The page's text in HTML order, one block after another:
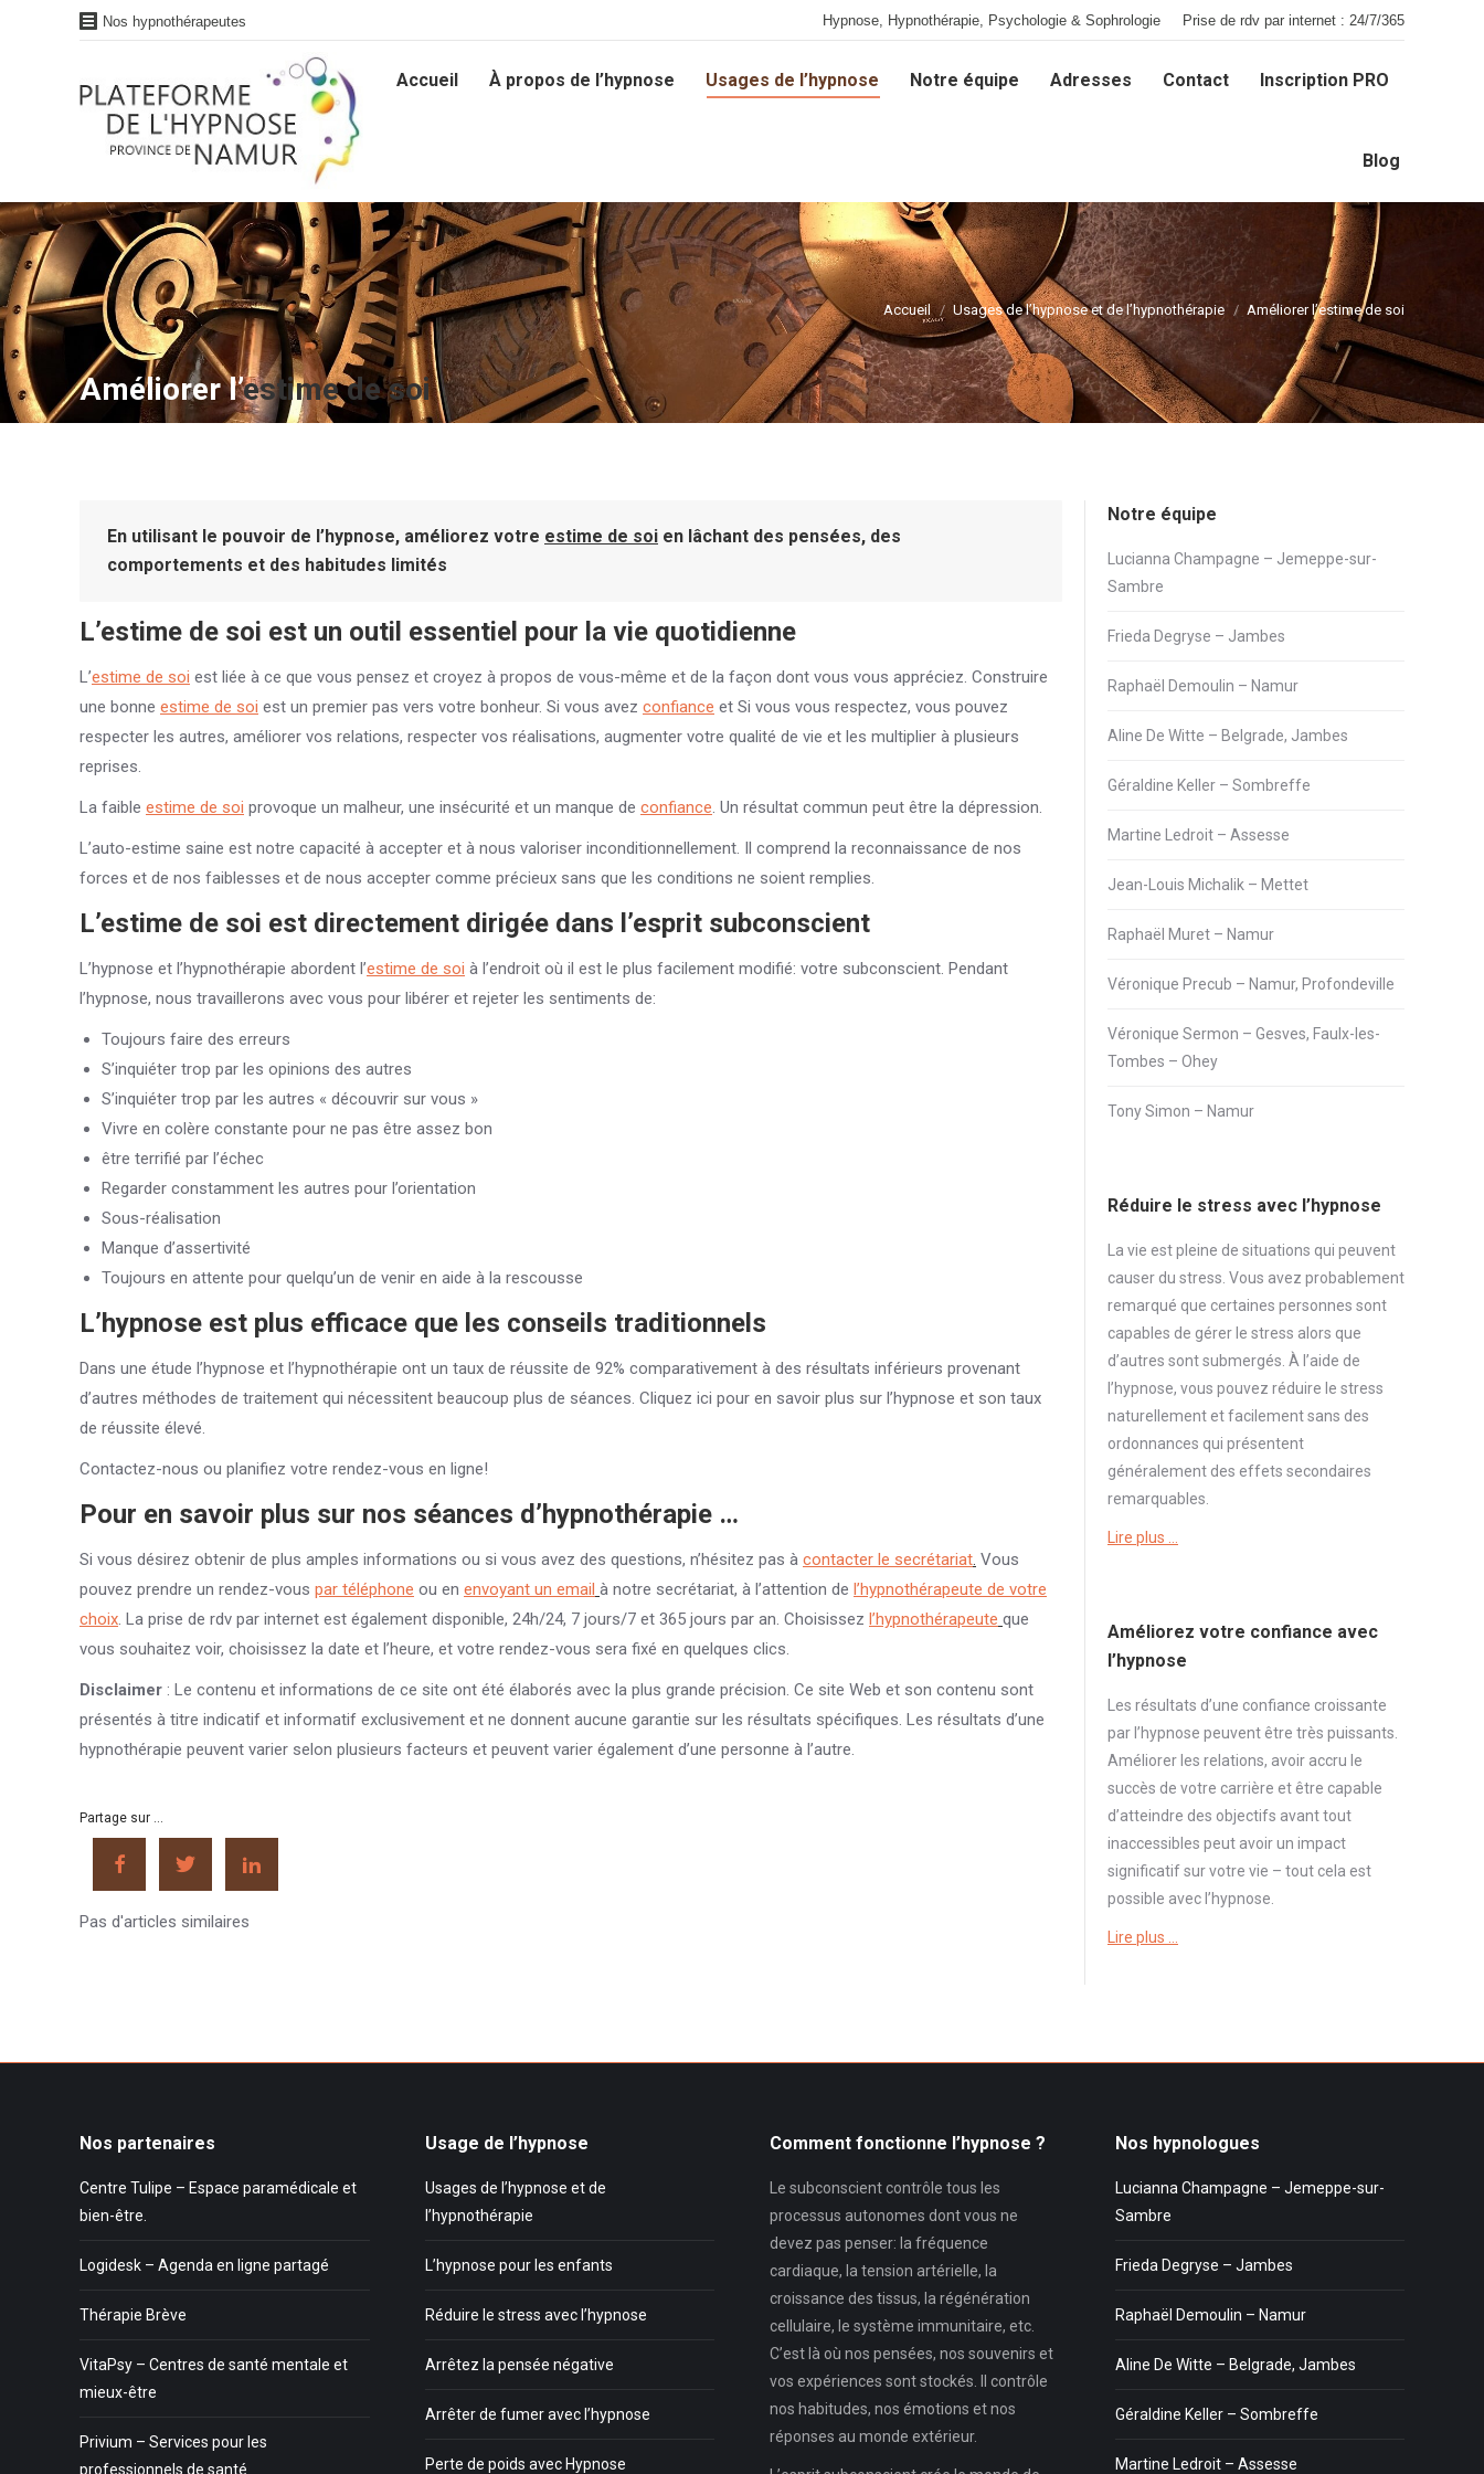
Nos hypnothérapeutes Hypnose, Hypnothérapie, Psychologie & Sophrologie Prise de rdv par internet : 24/7/365
Accueil À propos de l’hypnose Usages de l’hypnose Notre équipe Adresses Contact Inscription PRO
Blog
Vous êtes ici :
Accueil Usages de l’hypnose et de l’hypnothérapie Améliorer l’estime de soi
Améliorer l’estime de soi
En utilisant le pouvoir de l’hypnose, améliorez votre estime de soi en lâchant des pensées, des
comportements et des habitudes limités
L’estime de soi est un outil essentiel pour la vie quotidienne
L’estime de soi est liée à ce que vous pensez et croyez à propos de vous-même et de la façon dont vous vous appréciez. Construire
une bonne estime de soi est un premier pas vers votre bonheur. Si vous avez confiance et Si vous vous respectez, vous pouvez
respecter les autres, améliorer vos relations, respecter vos réalisations, augmenter votre qualité de vie et les multiplier à plusieurs
reprises.
La faible estime de soi provoque un malheur, une insécurité et un manque de confiance. Un résultat commun peut être la dépression.
L’auto-estime saine est notre capacité à accepter et à nous valoriser inconditionnellement. Il comprend la reconnaissance de nos
forces et de nos faiblesses et de nous accepter comme précieux sans que les conditions ne soient remplies.
L’estime de soi est directement dirigée dans l’esprit subconscient
L’hypnose et l’hypnothérapie abordent l’estime de soi à l’endroit où il est le plus facilement modifié: votre subconscient. Pendant
l’hypnose, nous travaillerons avec vous pour libérer et rejeter les sentiments de:
Toujours faire des erreurs
S’inquiéter trop par les opinions des autres
S’inquiéter trop par les autres « découvrir sur vous »
Vivre en colère constante pour ne pas être assez bon
être terrifié par l’échec
Regarder constamment les autres pour l’orientation
Sous-réalisation
Manque d’assertivité
Toujours en attente pour quelqu’un de venir en aide à la rescousse
L’hypnose est plus efficace que les conseils traditionnels
Dans une étude l’hypnose et l’hypnothérapie ont un taux de réussite de 92% comparativement à des résultats inférieurs provenant
d’autres méthodes de traitement qui nécessitent beaucoup plus de séances. Cliquez ici pour en savoir plus sur l’hypnose et son taux
de réussite élevé.
Contactez-nous ou planifiez votre rendez-vous en ligne!
Pour en savoir plus sur nos séances d’hypnothérapie …
Si vous désirez obtenir de plus amples informations ou si vous avez des questions, n’hésitez pas à contacter le secrétariat. Vous
pouvez prendre un rendez-vous par téléphone ou en envoyant un email à notre secrétariat, à l’attention de l’hypnothérapeute de votre
choix. La prise de rdv par internet est également disponible, 24h/24, 7 jours/7 et 365 jours par an. Choisissez l’hypnothérapeute que
vous souhaitez voir, choisissez la date et l’heure, et votre rendez-vous sera fixé en quelques clics.
Disclaimer : Le contenu et informations de ce site ont été élaborés avec la plus grande précision. Ce site Web et son contenu sont
présentés à titre indicatif et informatif exclusivement et ne donnent aucune garantie sur les résultats spécifiques. Les résultats d’une
hypnothérapie peuvent varier selon plusieurs facteurs et peuvent varier également d’une personne à l’autre.
Partage sur ...
Pas d'articles similaires
Notre équipe
Lucianna Champagne – Jemeppe-sur-
Sambre
Frieda Degryse – Jambes
Raphaël Demoulin – Namur
Aline De Witte – Belgrade, Jambes
Géraldine Keller – Sombreffe
Martine Ledroit – Assesse
Jean-Louis Michalik – Mettet
Raphaël Muret – Namur
Véronique Precub – Namur, Profondeville
Véronique Sermon – Gesves, Faulx-les-
Tombes – Ohey
Tony Simon – Namur
Réduire le stress avec l’hypnose
La vie est pleine de situations qui peuvent
causer du stress . Vous avez probablement
remarqué que certaines personnes sont
capables de gérer le stress alors que
d’autres sont submergés. À l’aide de
l’hypnose, vous pouvez réduire le stress
naturellement et facilement sans des
ordonnances qui présentent
généralement des effets secondaires
remarquables.
Lire plus …
Améliorez votre confiance avec
l’hypnose
Les résultats d’une confiance croissante
par l’hypnose peuvent être très puissants.
Améliorer les relations, avoir accru le
succès de votre carrière et être capable
d’atteindre des objectifs avant tout
inaccessibles peut avoir un impact
significatif sur votre vie – tout cela est
possible avec l’hypnose.
Lire plus …
Nos partenaires
Centre Tulipe – Espace paramédicale et
bien-être.
Logidesk – Agenda en ligne partagé
Thérapie Brève
VitaPsy – Centres de santé mentale et
mieux-être
Privium – Services pour les
professionnels de santé
Usage de l’hypnose
Usages de l’hypnose et de
l’hypnothérapie
L’hypnose pour les enfants
Réduire le stress avec l’hypnose
Arrêtez la pensée négative
Arrêter de fumer avec l’hypnose
Perte de poids avec Hypnose
Comment fonctionne l’hypnose ?
Le subconscient contrôle tous les
processus autonomes dont vous ne
devez pas penser: la fréquence
cardiaque, la tension artérielle, la
croissance des tissus, la régénération
cellulaire, le système immunitaire, etc.
C’est là où nos pensées, nos souvenirs et
vos expériences sont stockés. Il contrôle
nos habitudes, nos émotions et nos
réponses au monde extérieur.
Nos hypnologues
Lucianna Champagne – Jemeppe-sur-
Sambre
Frieda Degryse – Jambes
Raphaël Demoulin – Namur
Aline De Witte – Belgrade, Jambes
Géraldine Keller – Sombreffe
Martine Ledroit – Assesse
Accueil À propos de l’hypnose Usages de l’hypnose Notre équipe Adresses Contact Inscription PRO